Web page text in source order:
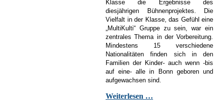
Klasse die Ergebnisse des
diesjährigen Bühnenprojektes. Die
Vielfalt in der Klasse, das Gefühl eine
„MultiKulti“ Gruppe zu sein, war ein
zentrales Thema in der Vorbereitung.
Mindestens 15 verschiedene
Nationalitäten finden sich in den
Familien der Kinder- auch wenn -bis
auf eine- alle in Bonn geboren und
aufgewachsen sind.
Weiterlesen …